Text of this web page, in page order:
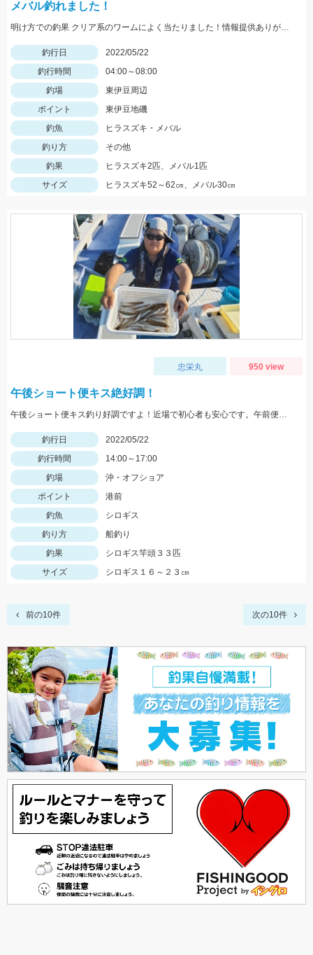
メバル釣れました！
明け方での釣果 クリア系のワームによく当たりました！情報提供ありがとうございます。
釣行日
2022/05/22
釣行時間
04:00～08:00
釣場
東伊豆周辺
ポイント
東伊豆地磯
釣魚
ヒラスズキ・メバル
釣り方
その他
釣果
ヒラスズキ2匹、メバル1匹
サイズ
ヒラスズキ52～62㎝、メバル30㎝
忠栄丸 950 view
午後ショート便キス絶好調！
午後ショート便キス釣り好調ですよ！近場で初心者も安心です。午前便ではイサキ釣りへ出船中！
釣行日
2022/05/22
釣行時間
14:00～17:00
釣場
沖・オフショア
ポイント
港前
釣魚
シロギス
釣り方
船釣り
釣果
シロギス竿頭３３匹
サイズ
シロギス１６～２３㎝
前の10件 次の10件